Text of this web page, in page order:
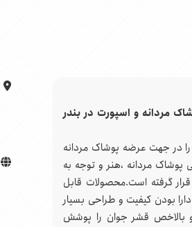
مردانه و اسپورت دربندر
فعالیت خود را در جهت عرضه پوشاک مردانه
پوشاک مردانه ،هنر و توجه به
گرفته است.محصولات قابل
بودن کیفیت و طراحی بسیار
و بالاخص قشر جوان را پوشش